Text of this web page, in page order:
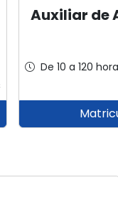
Auxiliar de
De 10 a 120